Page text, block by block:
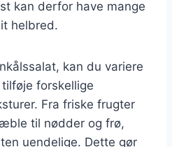
kan derfor have mange
helbred.
kan du variere
forskellige
Fra friske frugter
til nødder og frø,
uendelige. Dette gør